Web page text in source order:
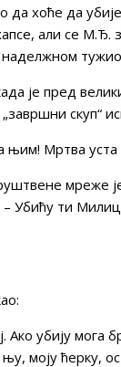
хоће да
али се М.Ђ.
наделжном
је пред
скуп“
њим! Мртва уста
мреже
Убићу ти
убију мога
моју ћерку,